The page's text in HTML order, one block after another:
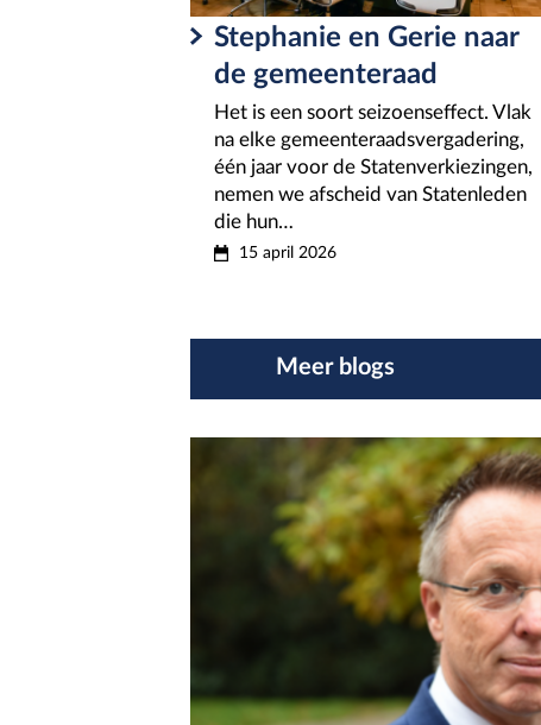
Stephanie en Gerie naar
de gemeenteraad
Het is een soort seizoenseffect. Vlak
na elke gemeenteraadsvergadering,
één jaar voor de Statenverkiezingen,
nemen we afscheid van Statenleden
die hun…
15 april 2026
Meer blogs